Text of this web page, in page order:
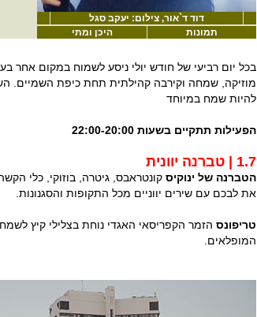
דוד ד`אור, צילום: יעקב סגל
תמונות
היכן ומתי
בכל יום רביעי של חודש יולי ניסע לשמוח במקום אחר
מוזיקה, שמחה וקירבה קהילתית תחת כיפת השמיים.
להיות שמח במיוחד
הפעילות תתקיים בשעות 22:00-20:00
1.7 | טברנה יוונית
הטברנה של ינוקיס קונטראבס, גיטרה, בוזוקי, כלי
את לבכם עם שירים יווניים מכל התקופות והסגנונות.
טריפונס הזמר הקפריסאי האגדי נוחת בצלילי קיץ
המופלאים.